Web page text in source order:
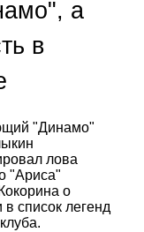
а
в
"Динамо"
лова
"Ариса"
о
список легенд